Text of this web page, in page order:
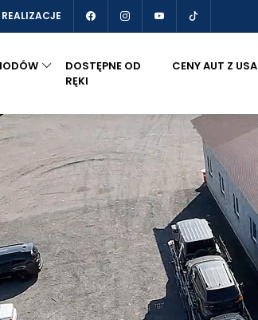
REALIZACJE
DOSTĘPNE OD
RĘKI
CENY AUT Z USA